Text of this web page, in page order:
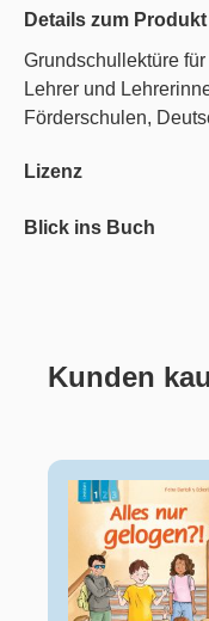
Details zum Produkt
Grundschullektüre
Lehrer und
Förderschulen,
Lizenz
Blick ins Buch
Produktgalerie
Kunden
Alles nur